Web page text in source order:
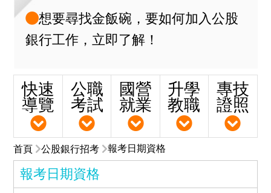
想要尋找金飯碗，要如何加入公股
銀行工作，立即了解！
快速
導覽
公職
考試
國營
就業
升學
教職
專技
證照
首頁 公股銀行招考 報考日期資格
報考日期資格